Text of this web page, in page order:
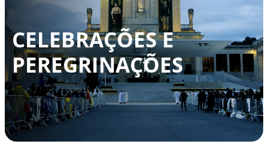
CELEBRAÇÕES E
PEREGRINAÇÕES